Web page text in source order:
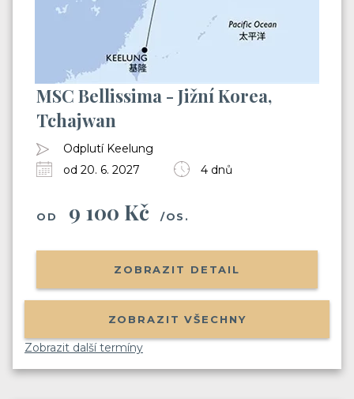
MSC Bellissima - Jižní Korea,
Tchajwan
Odplutí Keelung
od 20. 6. 2027
4 dnů
OD 9 100 Kč /OS.
ZOBRAZIT DETAIL
ZOBRAZIT VŠECHNY
Zobrazit další termíny